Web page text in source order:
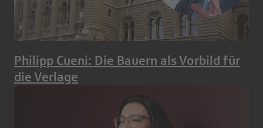
Philipp Cueni: Die Bauern als Vorbild für
die Verlage